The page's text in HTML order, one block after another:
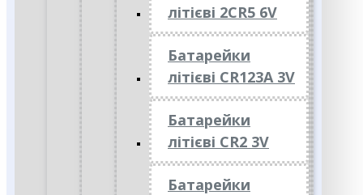
літієві 2CR5 6V
Батарейки
літієві CR123A 3V
Батарейки
літієві CR2 3V
Батарейки